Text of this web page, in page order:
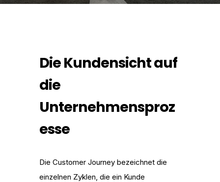
Die Kundensicht auf
die
Unternehmensproz
esse
Die Customer Journey bezeichnet die
einzelnen Zyklen, die ein Kunde